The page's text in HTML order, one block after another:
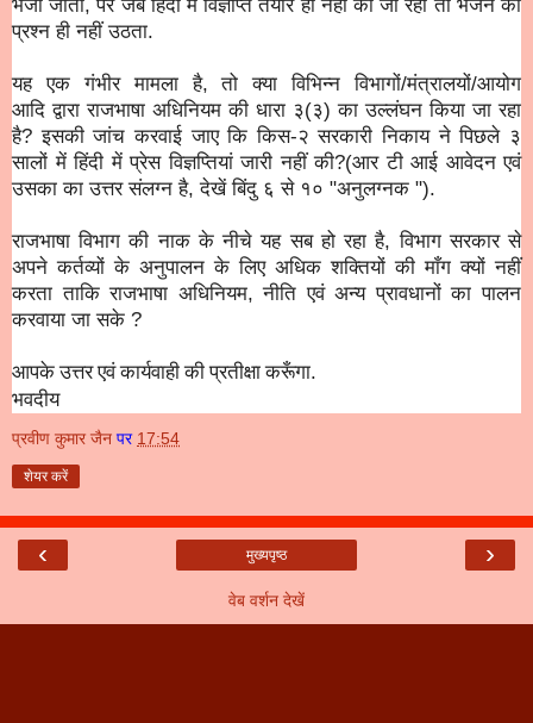
प्रश्न ही नहीं उठता.
यह एक गंभीर मामला है, तो क्या विभिन्नविभागों/मंत्रालयों/आयोग
आदि द्वाराराजभाषा अधिनियम की धारा ३(३) का उल्लंघन किया जा रहा
है?इसकी जांच करवाई जाए कि किस-२ सरकारी निकाय ने पिछले ३
सालों में हिंदी में प्रेस विज्ञप्तियां जारी नहीं की?(आर टी आई आवेदन एवं
उसका का उत्तर संलग्न है, देखें बिंदु ६ से १० "अनुलग्नक ").
राजभाषा विभाग की नाक के नीचे यह सब हो रहा है, विभाग सरकार से
अपने कर्तव्यों के अनुपालन के लिए अधिक शक्तियों की माँग क्यों नहीं
करता ताकि राजभाषा अधिनियम, नीति एवं अन्य प्रावधानों का पालन
करवाया जा सके ?
आपके उत्तर एवं कार्यवाही की प्रतीक्षा करूँगा.
भवदीय
प्रवीण कुमार जैन पर 17:54
शेयर करें
‹ ›
मुख्यपृष्ठ
वेब वर्शन देखें